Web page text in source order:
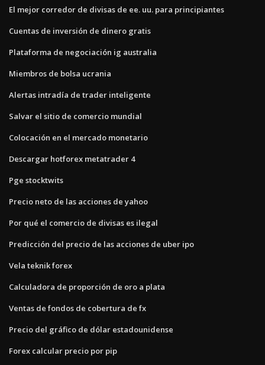
El mejor corredor de divisas de ee. uu. para principiantes
Cuentas de inversión de dinero gratis
Plataforma de negociación ig australia
Miembros de bolsa ucrania
Alertas intradía de trader inteligente
Salvar el sitio de comercio mundial
Colocación en el mercado monetario
Descargar hotforex metatrader 4
Pge stocktwits
Precio neto de las acciones de yahoo
Por qué el comercio de divisas es ilegal
Predicción del precio de las acciones de uber ipo
Vela teknik forex
Calculadora de proporción de oro a plata
Ventas de fondos de cobertura de fx
Precio del gráfico de dólar estadounidense
Forex calcular precio por pip